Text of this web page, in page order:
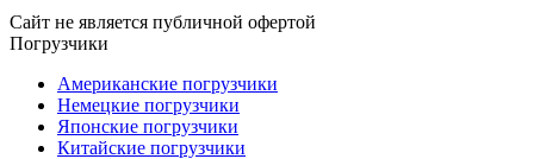
Сайт не является публичной офертой
Погрузчики
Американские погрузчики
Немецкие погрузчики
Японские погрузчики
Китайские погрузчики